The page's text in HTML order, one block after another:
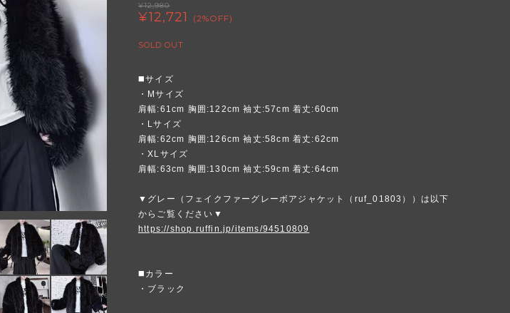
¥12,980
¥12,721 (2%OFF)
SOLD OUT
◼️サイズ
・Mサイズ
肩幅:61cm 胸囲:122cm 袖丈:57cm 着丈:60cm
・Lサイズ
肩幅:62cm 胸囲:126cm 袖丈:58cm 着丈:62cm
・XLサイズ
肩幅:63cm 胸囲:130cm 袖丈:59cm 着丈:64cm
▼グレー（フェイクファーグレーボアジャケット（ruf_01803））は以下
からご覧ください▼
https://shop.ruffin.jp/items/94510809
◼️カラー
・ブラック